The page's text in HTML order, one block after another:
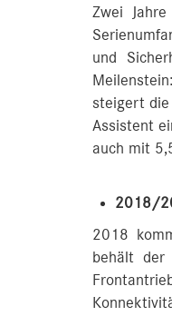
Zwei
und
steigert
Assistent
auch mit
2018/
2018
behält der